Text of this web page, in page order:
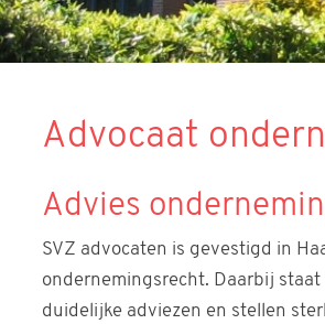
Advocaat
Advies
SVZ advocaten is gevestigd in
ondernemingsrecht. Daarbij
duidelijke adviezen en stellen